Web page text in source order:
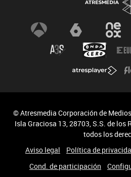
© Atresmedia Corporación de
Isla Graciosa 13, 28703, S.S. de los
todos los
Aviso legal
Política de
Cond. de participación